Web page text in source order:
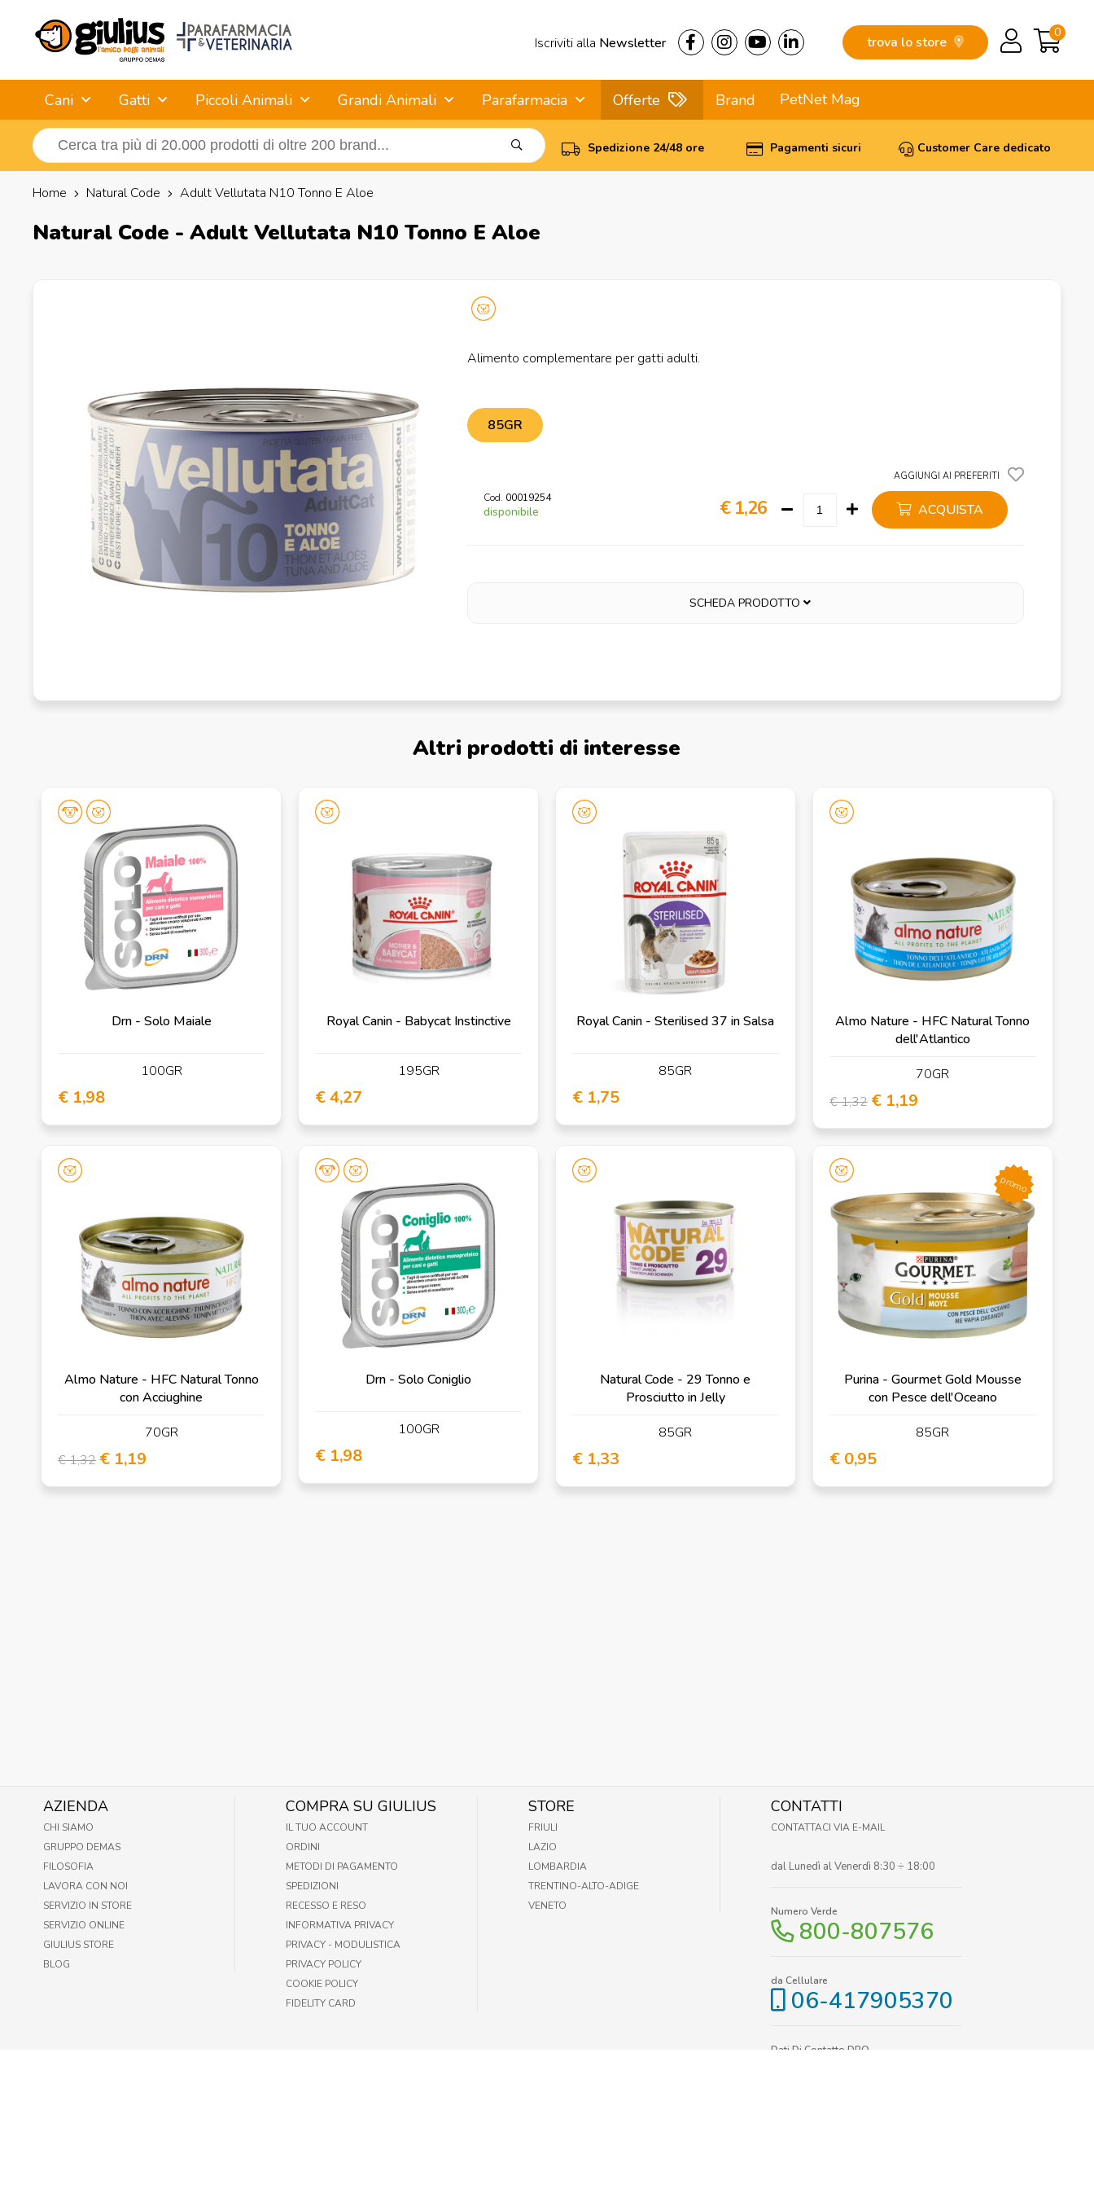
Iscriviti alla Newsletter trova lo store
0
Cani Gatti Piccoli Animali Grandi Animali Parafarmacia Offerte Brand PetNet Mag
Spedizione 24/48 ore Pagamenti sicuri Customer Care dedicato
Home Natural Code Adult Vellutata N10 Tonno E Aloe
Natural Code - Adult Vellutata N10 Tonno E Aloe
Alimento complementare per gatti adulti.
85GR
AGGIUNGI AI PREFERITI
Cod. 00019254
disponibile € 1,26 ACQUISTA
SCHEDA PRODOTTO
Altri prodotti di interesse
Drn - Solo Maiale
100GR
€ 1,98
Royal Canin - Babycat Instinctive
195GR
€ 4,27
Royal Canin - Sterilised 37 in Salsa
85GR
€ 1,75
Almo Nature - HFC Natural Tonno
dell'Atlantico
70GR
€ 1,32 € 1,19
Almo Nature - HFC Natural Tonno
con Acciughine
70GR
€ 1,32 € 1,19
Drn - Solo Coniglio
100GR
€ 1,98
Natural Code - 29 Tonno e
Prosciutto in Jelly
85GR
€ 1,33
Purina - Gourmet Gold Mousse
con Pesce dell'Oceano
85GR
€ 0,95
promo
AZIENDA
CHI SIAMO
GRUPPO DEMAS
FILOSOFIA
LAVORA CON NOI
SERVIZIO IN STORE
SERVIZIO ONLINE
GIULIUS STORE
BLOG
COMPRA SU GIULIUS
IL TUO ACCOUNT
ORDINI
METODI DI PAGAMENTO
SPEDIZIONI
RECESSO E RESO
INFORMATIVA PRIVACY
PRIVACY - MODULISTICA
PRIVACY POLICY
COOKIE POLICY
FIDELITY CARD
STORE
FRIULI
LAZIO
LOMBARDIA
TRENTINO-ALTO-ADIGE
VENETO
CONTATTI
CONTATTACI VIA E-MAIL
dal Lunedì al Venerdì 8:30 ÷ 18:00
Numero Verde
800-807576
da Cellulare
06-417905370
Dati Di Contatto DPO